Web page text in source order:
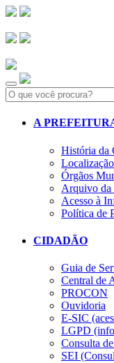
Search:
A
História da
Órgãos
Arquivo da
Acesso à
Política de
CIDADÃO
Guia de
Central de
PROCON
Ouvidoria
E-SIC
LGPD
Consulta
SEI